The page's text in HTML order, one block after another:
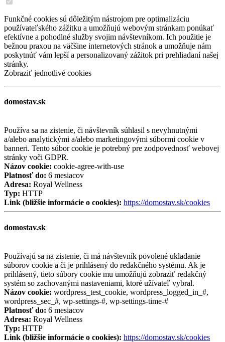
Funkčné cookies sú dôležitým nástrojom pre optimalizáciu
používateľského zážitku a umožňujú webovým stránkam ponúkať
efektívne a pohodlné služby svojim návštevníkom. Ich použitie je
bežnou praxou na väčšine internetových stránok a umožňuje nám
poskytnúť vám lepší a personalizovaný zážitok pri prehliadaní našej
stránky.
Zobraziť jednotlivé cookies
domostav.sk
Používa sa na zistenie, či návštevník súhlasil s nevyhnutnými
a/alebo analytickými a/alebo marketingovými súbormi cookie v
banneri. Tento súbor cookie je potrebný pre zodpovednosť webovej
stránky voči GDPR.
Názov cookie: cookie-agree-with-use
Platnosť do: 6 mesiacov
Adresa: Royal Wellness
Typ: HTTP
Link (bližšie informácie o cookies): https://domostav.sk/cookies
domostav.sk
Používajú sa na zistenie, či má návštevník povolené ukladanie
súborov cookie a či je prihlásený do redakčného systému. Ak je
prihlásený, tieto súbory cookie mu umožňujú zobraziť redakčný
systém so zachovanými nastaveniami, ktoré užívateľ vybral.
Názov cookie: wordpress_test_cookie, wordpress_logged_in_#,
wordpress_sec_#, wp-settings-#, wp-settings-time-#
Platnosť do: 6 mesiacov
Adresa: Royal Wellness
Typ: HTTP
Link (bližšie informácie o cookies): https://domostav.sk/cookies